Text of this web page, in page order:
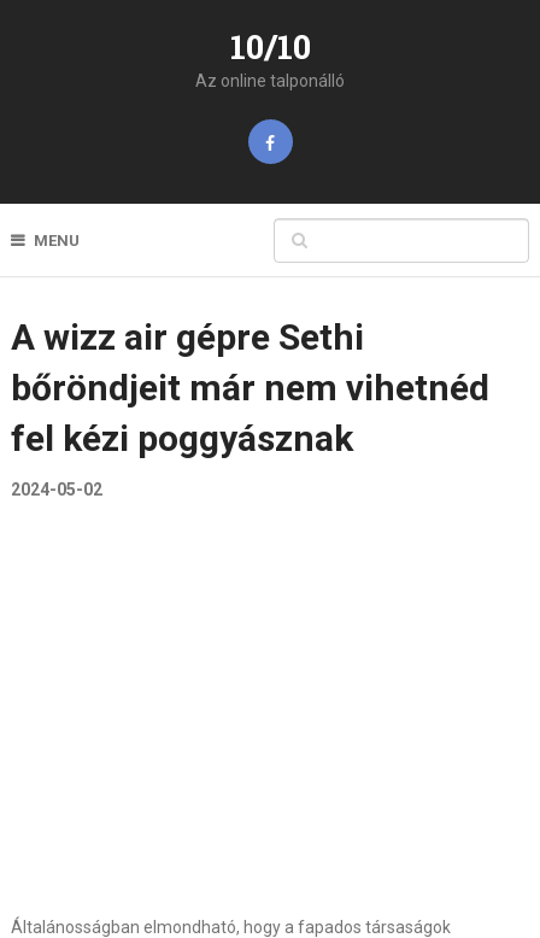
10/10
Az online talponálló
MENU
A wizz air gépre Sethi
bőröndjeit már nem vihetnéd
fel kézi poggyásznak
2024-05-02
Általánosságban elmondható, hogy a fapados társaságok